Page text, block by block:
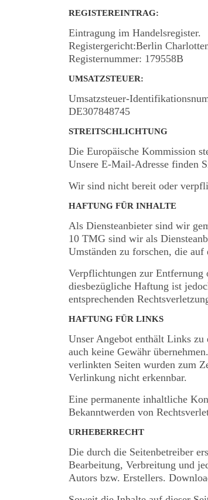
REGISTEREINTRAG:
Eintragung im Handelsregister.
Registergericht:Berlin
Registernummer: 179558B
UMSATZSTEUER:
Umsatzsteuer-
DE307848745
STREITSCHLICHTUNG
Die Europäische Kommission
Unsere E-Mail-Adresse finden
Wir sind nicht bereit oder
HAFTUNG FÜR INHALTE
Als Diensteanbieter sind wir
10 TMG sind wir als
Umständen zu forschen, die
Verpflichtungen zur Entfernung
diesbezügliche Haftung ist
entsprechenden
HAFTUNG FÜR LINKS
Unser Angebot enthält Links
auch keine Gewähr
verlinkten Seiten wurden zum
Verlinkung nicht erkennbar.
Eine permanente inhaltliche
Bekanntwerden von
URHEBERRECHT
Die durch die Seitenbetreiber
Bearbeitung, Verbreitung und
Autors bzw. Erstellers.